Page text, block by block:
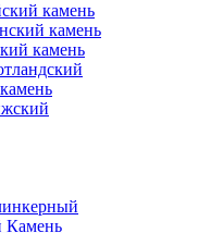
камень
камень
камень
Камень